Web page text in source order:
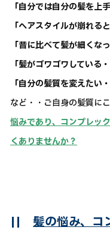
「自分では自分の髪を上
「ヘアスタイルが崩れる
「昔に比べて髪が細くな
「髪がゴワゴワしている・
「自分の髪質を変えたい・
など・・ご自身の髪質に
悩みであり、コンプレッ
くありませんか？
|| 髪の悩み、コ